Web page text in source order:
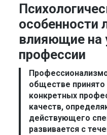
особенности
влияющие на
профессии
обществе принято
конкретных
качеств,
действующего
развивается с